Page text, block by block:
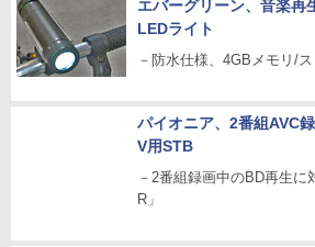
エバーグリーン、音楽再
LEDライト
－防水仕様、4GBメモリ/
パイオニア、2番組AVC
V用STB
－2番組録画中のBD再生に
R」